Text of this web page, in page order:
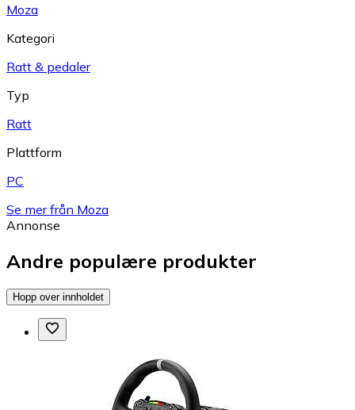
Moza
Kategori
Ratt & pedaler
Typ
Ratt
Plattform
PC
Se mer från Moza
Annonse
Andre populære produkter
Hopp over innholdet